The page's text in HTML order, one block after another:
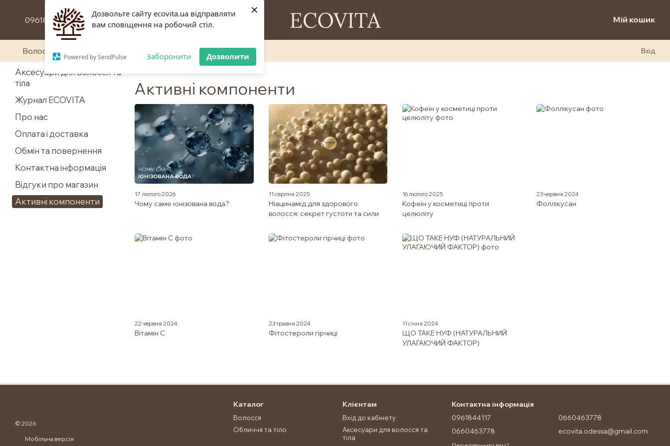
Дозвольте сайту ecovita.ua відправляти
вам сповіщення на робочий стіл.
Powered by SendPulse Заборонити Дозволити
×
Перейти до основного контенту
0961844117 Мій кошик
Волосся Вхід
Активні компоненти
17 лютого 2026
Чому саме іонізована вода?
11 серпня 2025
Ніацинамід для здорового
волосся: секрет густоти та сили
16 лютого 2025
Кофеїн у косметиці проти
целюліту
23 червня 2024
Фоллікусан
22 червня 2024
Вітамін С
23 травня 2024
Фітостероли гірчиці
11 січня 2024
ЩО ТАКЕ НУФ (НАТУРАЛЬНИЙ
УЛАГАЮЧИЙ ФАКТОР)
Аксесуари для волосся та
тіла
Журнал ECOVITA
Про нас
Оплата і доставка
Обмін та повернення
Контактна інформація
Відгуки про магазин
Активні компоненти
© 2026
Мобільна версія
Каталог
Волосся
Обличчя та тіло
Клієнтам
Вхід до кабінету
Аксесуари для волосся та
тіла
Контактна інформація
0961844117
0660463778
0660463778
ecovita.odessa@gmail.com